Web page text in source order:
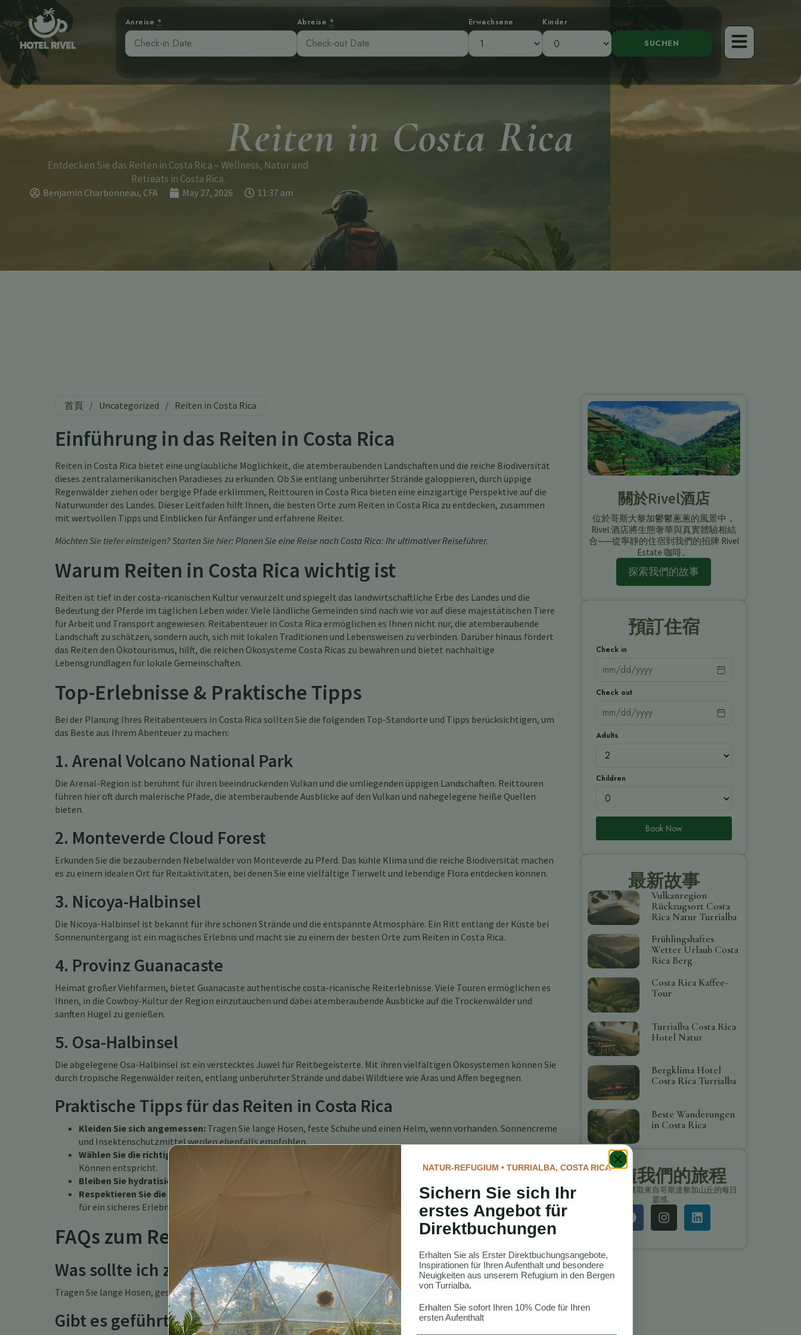
Anreise * Abreise * Erwachsene Kinder
Reiten in Costa Rica
Entdecken Sie das Reiten in Costa Rica – Wellness, Natur und
Retreats in Costa Rica.
Benjamin Charbonneau, CFA May 27, 2026 11:37 am
首頁 / Uncategorized / Reiten in Costa Rica
Einführung in das Reiten in Costa Rica
Reiten in Costa Rica bietet eine unglaubliche Möglichkeit, die atemberaubenden Landschaften und die reiche Biodiversität
dieses zentralamerikanischen Paradieses zu erkunden. Ob Sie entlang unberührter Strände galoppieren, durch üppige
Regenwälder ziehen oder bergige Pfade erklimmen, Reittouren in Costa Rica bieten eine einzigartige Perspektive auf die
Naturwunder des Landes. Dieser Leitfaden hilft Ihnen, die besten Orte zum Reiten in Costa Rica zu entdecken, zusammen
mit wertvollen Tipps und Einblicken für Anfänger und erfahrene Reiter.
Möchten Sie tiefer einsteigen? Starten Sie hier: Planen Sie eine Reise nach Costa Rica: Ihr ultimativer Reiseführer.
Warum Reiten in Costa Rica wichtig ist
Reiten ist tief in der costa-ricanischen Kultur verwurzelt und spiegelt das landwirtschaftliche Erbe des Landes und die
Bedeutung der Pferde im täglichen Leben wider. Viele ländliche Gemeinden sind nach wie vor auf diese majestätischen Tiere
für Arbeit und Transport angewiesen. Reitabenteuer in Costa Rica ermöglichen es Ihnen nicht nur, die atemberaubende
Landschaft zu schätzen, sondern auch, sich mit lokalen Traditionen und Lebensweisen zu verbinden. Darüber hinaus fördert
das Reiten den Ökotourismus, hilft, die reichen Ökosysteme Costa Ricas zu bewahren und bietet nachhaltige
Lebensgrundlagen für lokale Gemeinschaften.
Top-Erlebnisse & Praktische Tipps
Bei der Planung Ihres Reitabenteuers in Costa Rica sollten Sie die folgenden Top-Standorte und Tipps berücksichtigen, um
das Beste aus Ihrem Abenteuer zu machen:
1. Arenal Volcano National Park
Die Arenal-Region ist berühmt für ihren beeindruckenden Vulkan und die umliegenden üppigen Landschaften. Reittouren
führen hier oft durch malerische Pfade, die atemberaubende Ausblicke auf den Vulkan und nahegelegene heiße Quellen
bieten.
2. Monteverde Cloud Forest
Erkunden Sie die bezaubernden Nebelwälder von Monteverde zu Pferd. Das kühle Klima und die reiche Biodiversität machen
es zu einem idealen Ort für Reitaktivitäten, bei denen Sie eine vielfältige Tierwelt und lebendige Flora entdecken können.
3. Nicoya-Halbinsel
Die Nicoya-Halbinsel ist bekannt für ihre schönen Strände und die entspannte Atmosphäre. Ein Ritt entlang der Küste bei
Sonnenuntergang ist ein magisches Erlebnis und macht sie zu einem der besten Orte zum Reiten in Costa Rica.
4. Provinz Guanacaste
Heimat großer Viehfarmen, bietet Guanacaste authentische costa-ricanische Reiterlebnisse. Viele Touren ermöglichen es
Ihnen, in die Cowboy-Kultur der Region einzutauchen und dabei atemberaubende Ausblicke auf die Trockenwälder und
sanften Hügel zu genießen.
5. Osa-Halbinsel
Die abgelegene Osa-Halbinsel ist ein verstecktes Juwel für Reitbegeisterte. Mit ihren vielfältigen Ökosystemen können Sie
durch tropische Regenwälder reiten, entlang unberührter Strände und dabei Wildtiere wie Aras und Affen begegnen.
Praktische Tipps für das Reiten in Costa Rica
Kleiden Sie sich angemessen: Tragen Sie lange Hosen, feste Schuhe und einen Helm, wenn vorhanden. Sonnencreme
und Insektenschutzmittel werden ebenfalls empfohlen.
Wählen Sie die richtige Tour:
Können entspricht.
Bleiben Sie hydratisiert:
Respektieren Sie die Pferde:
Behandeln Sie die Pferde mit Sorgfalt und befolgen Sie die Anweisungen Ihres Guides
für ein sicheres Erlebnis.
FAQs zum Reiten in Costa Rica
Was sollte ich zum Reiten in Costa Rica tragen?
Tragen Sie lange Hosen, geschlossene Schuhe und ein bequemes Hemd. Ein Helm wird aus Sicherheitsgründen empfohlen.
Gibt es geführte Reittouren?
關於Rivel酒店
位於哥斯大黎加鬱鬱蔥蔥的風景中，
Rivel 酒店將生態奢華與真實體驗相結
合——從寧靜的住宿到我們的招牌 Rivel
Estate 咖啡。
探索我們的故事
預訂住宿
Check in
Check out
Adults
Children
Book Now
最新故事
Vulkanregion
Rückzugsort Costa
Rica Natur Turrialba
Frühlingshaftes
Wetter Urlaub Costa
Rica Berg
Costa Rica Kaffee-
Tour
Turrialba Costa Rica
Hotel Natur
Bergklima Hotel
Costa Rica Turrialba
Beste Wanderungen
in Costa Rica
追隨我們的旅程
保持聯繫，獲取來自哥斯達黎加山丘的每日
靈感。
NATUR-REFUGIUM • TURRIALBA, COSTA RICA
Sichern Sie sich Ihr
erstes Angebot für
Direktbuchungen
Erhalten Sie als Erster Direktbuchungsangebote,
Inspirationen für Ihren Aufenthalt und besondere
Neuigkeiten aus unserem Refugium in den Bergen
von Turrialba.
Erhalten Sie sofort Ihren 10% Code für Ihren
ersten Aufenthalt